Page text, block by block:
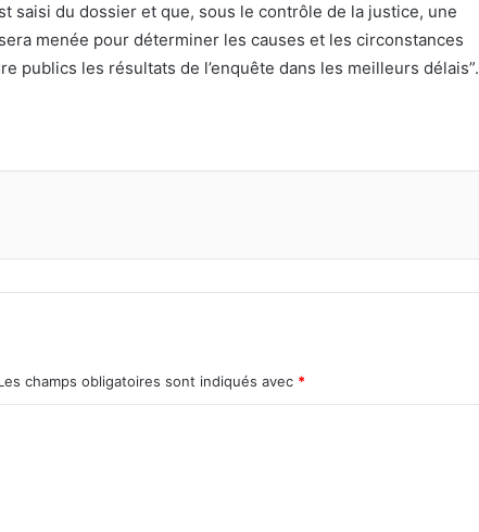
saisi du dossier et que, sous le contrôle de la justice, une
menée pour déterminer les causes et les circonstances
publics les résultats de l’enquête dans les meilleurs délais”.
champs obligatoires sont indiqués avec *